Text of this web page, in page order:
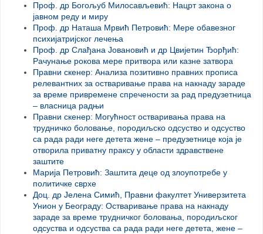
Проф. др Богољуб Милосављевић: Нацрт закона о
јавном реду и миру
Проф. др Наташа Мрвић Петровић: Мере обавезног
психијатријског лечења
Проф. др Слађана Јовановић и др Цвијетин Ђорђић:
Рачунање рокова мере притвора или казне затвора
Правни скенер: Анализа позитивно правних прописа
релевантних за остваривање права на накнаду зараде
за време привремене спречености за рад предузетница
– власница радњи
Правни скенер: Могућност остваривањa права на
трудничко боловање, породиљско одсуствo и одсуствo
са рада ради неге детета женe – предузетницe којa je
отворилa приватну праксу у области здравствене
заштите
Марија Петровић: Заштита деце од злоупотребе у
политичке сврхе
Доц. др Јелена Симић, Правни факултет Универзитета
Унион у Београду: Остваривање права на накнаду
зараде за време трудничког боловања, породиљског
одсуства и одсуства са рада ради неге детета, жене –